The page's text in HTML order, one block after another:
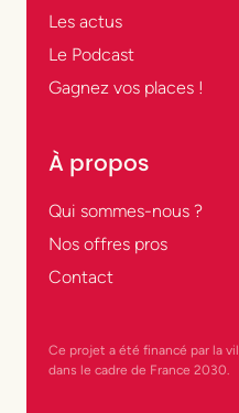
Les actus
Le Podcast
Gagnez vos places !
À propos
Qui sommes-nous ?
Nos offres pros
Contact
Ce projet a été financé par la
dans le cadre de France 2030.